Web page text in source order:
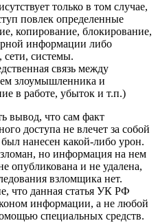
только в том случае,
повлек определенные
копирование, блокирование,
информации либо
системы.
связь между
злоумышленника и
в работе, убыток и т.п.)
вывод, что сам факт
доступа не влечет за собой
нанесен какой-либо урон.
но информация на нем
опубликована и не удалена,
взломщика нет.
что данная статья УК РФ
информации, а не любой
специальных средств.